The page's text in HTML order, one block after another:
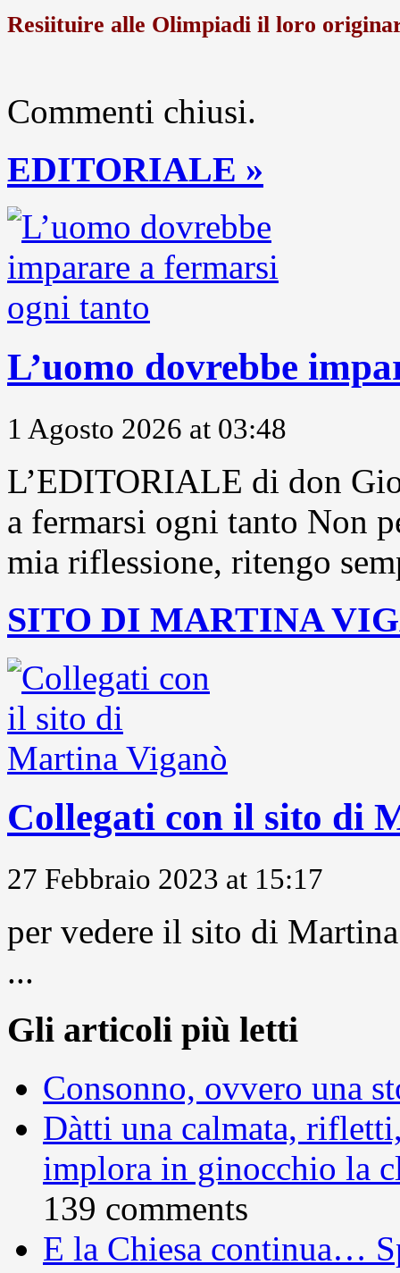
Resiituire alle Olimpiadi il loro
Commenti chiusi.
EDITORIALE »
L’uomo dovrebbe
1 Agosto 2026 at 03:48
L’EDITORIALE di don
a fermarsi ogni tanto Non
mia riflessione, ritengo
SITO DI MARTINA
Collegati con il sito di
27 Febbraio 2023 at 15:17
per vedere il sito di
...
Gli articoli più letti
Consonno, ovvero una
Dàtti una calmata,
implora in ginocchio la
139 comments
E la Chiesa continua…